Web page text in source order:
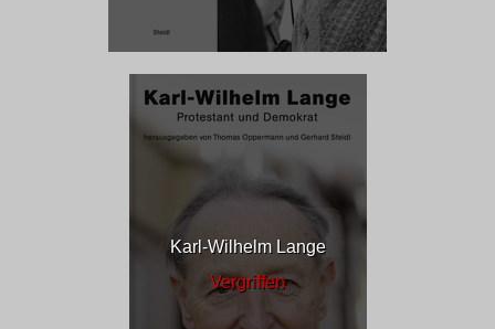
Karl-Wilhelm Lange
Vergriffen